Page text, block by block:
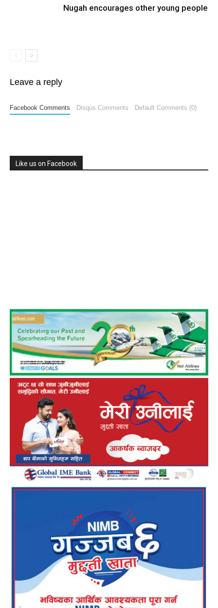
Nugah encourages other young people
Leave a reply
Facebook Comments Disqus Comments Default Comments (0)
Like us on Facebook